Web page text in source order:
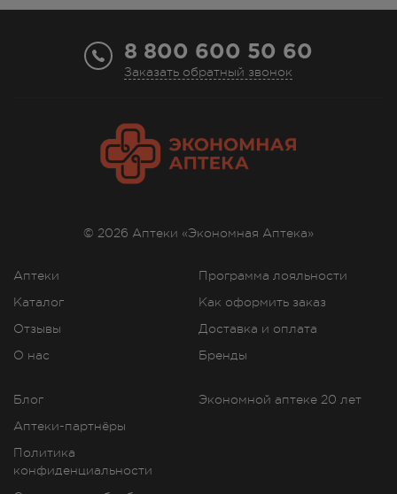
8 800 600 50 60
Заказать обратный звонок
Аптеки
Каталог
Отзывы
О нас
Программа лояльности
Как оформить заказ
Доставка и оплата
Бренды
Блог
Аптеки-партнёры
Политика
конфиденциальности
Экономной аптеке 20 лет
© 2026 Аптеки «Экономная Аптека»